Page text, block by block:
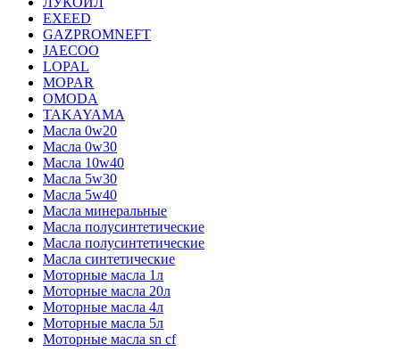
EXEED
GAZPROMNEFT
JAECOO
LOPAL
MOPAR
OMODA
TAKAYAMA
Масла 0w20
Масла 0w30
Масла 10w40
Масла 5w30
Масла 5w40
Масла минеральные
Масла полусинтетические
Масла полусинтетические
Масла синтетические
Моторные масла 1л
Моторные масла 20л
Моторные масла 4л
Моторные масла 5л
Моторные масла sn cf